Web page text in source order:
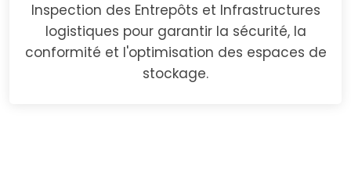
Inspection des Entrepôts et Infrastructures
logistiques pour garantir la sécurité, la
conformité et l'optimisation des espaces de
stockage.